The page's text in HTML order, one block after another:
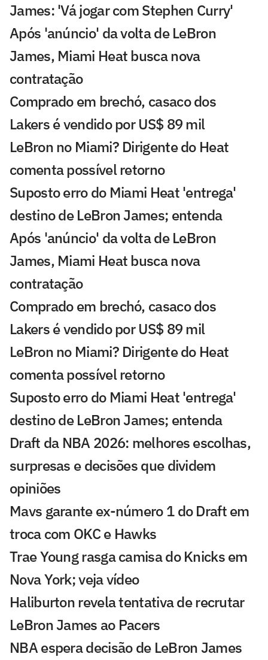
James: 'Vá jogar com Stephen Curry'
Após 'anúncio' da volta de LeBron
James, Miami Heat busca nova
contratação
Comprado em brechó, casaco dos
Lakers é vendido por US$ 89 mil
LeBron no Miami? Dirigente do Heat
comenta possível retorno
Suposto erro do Miami Heat 'entrega'
destino de LeBron James; entenda
Após 'anúncio' da volta de LeBron
James, Miami Heat busca nova
contratação
Comprado em brechó, casaco dos
Lakers é vendido por US$ 89 mil
LeBron no Miami? Dirigente do Heat
comenta possível retorno
Suposto erro do Miami Heat 'entrega'
destino de LeBron James; entenda
Draft da NBA 2026: melhores escolhas,
surpresas e decisões que dividem
opiniões
Mavs garante ex-número 1 do Draft em
troca com OKC e Hawks
Trae Young rasga camisa do Knicks em
Nova York; veja vídeo
Haliburton revela tentativa de recrutar
LeBron James ao Pacers
NBA espera decisão de LeBron James